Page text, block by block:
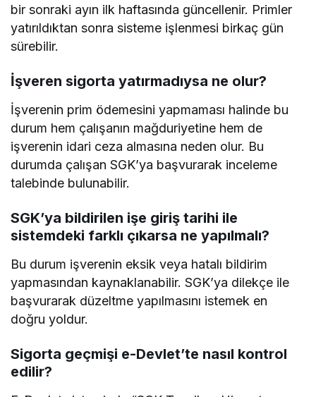
bir sonraki ayın ilk haftasında güncellenir. Primler
yatırıldıktan sonra sisteme işlenmesi birkaç gün
sürebilir.
İşveren sigorta yatırmadıysa ne olur?
İşverenin prim ödemesini yapmaması halinde bu
durum hem çalışanın mağduriyetine hem de
işverenin idari ceza almasına neden olur. Bu
durumda çalışan SGK’ya başvurarak inceleme
talebinde bulunabilir.
SGK’ya bildirilen işe giriş tarihi ile
sistemdeki farklı çıkarsa ne yapılmalı?
Bu durum işverenin eksik veya hatalı bildirim
yapmasından kaynaklanabilir. SGK’ya dilekçe ile
başvurarak düzeltme yapılmasını istemek en
doğru yoldur.
Sigorta geçmişi e-Devlet’te nasıl kontrol
edilir?